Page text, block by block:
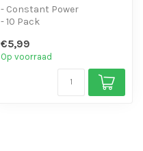
- Constant Power
- 10 Pack
laag energieverbruik
€5,99
Op voorraad